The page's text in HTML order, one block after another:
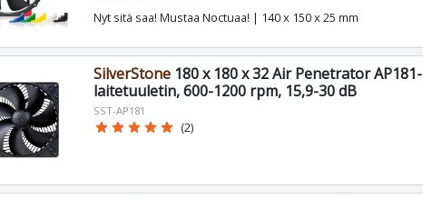
Nyt sitä saa! Mustaa Noctuaa! | 140 x 150 x 25 mm
SilverStone180 x 180 x 32 Air Penetrator AP181-
laitetuuletin, 600-1200 rpm, 15,9-30 dB
SST-AP181
star star star star star (2)